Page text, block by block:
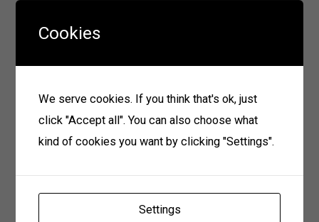
бодлогын хэрэгжилтийг зохицуулах газрын Ахлах
ТУЗ-ийн гишүүнээр томилогдсон огноо:ХЭХ-н
2023.05.30-ний өдрийн 07 дугаар тогтоол
Cookies
We serve cookies. If you think that's ok, just
click "Accept all". You can also choose what
kind of cookies you want by clicking "Settings".
Settings